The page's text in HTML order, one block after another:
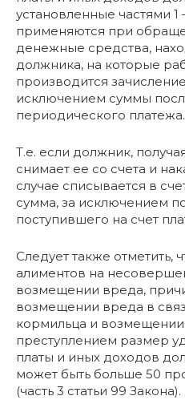
установленные частями 1
применяются при
денежные средства,
должника, на которые
производится
исключением суммы
периодического платежа.
Т.е. если должник,
снимает ее со счета и
случае списывается в
сумма, за исключением
поступившего на счет
Следует также отметить,
алиментов на
возмещении вреда,
возмещении вреда в
кормильца и
преступлением размер
платы и иных доходов
может быть больше 50
(часть 3 статьи 99 Закона).